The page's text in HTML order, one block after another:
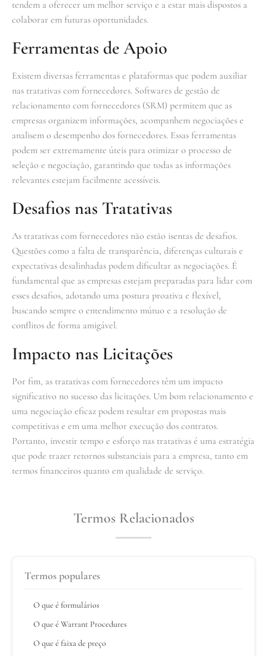
tendem a oferecer um melhor serviço e a estar mais dispostos a
colaborar em futuras oportunidades.
Ferramentas de Apoio
Existem diversas ferramentas e plataformas que podem auxiliar
nas tratativas com fornecedores. Softwares de gestão de
relacionamento com fornecedores (SRM) permitem que as
empresas organizem informações, acompanhem negociações e
analisem o desempenho dos fornecedores. Essas ferramentas
podem ser extremamente úteis para otimizar o processo de
seleção e negociação, garantindo que todas as informações
relevantes estejam facilmente acessíveis.
Desafios nas Tratativas
As tratativas com fornecedores não estão isentas de desafios.
Questões como a falta de transparência, diferenças culturais e
expectativas desalinhadas podem dificultar as negociações. É
fundamental que as empresas estejam preparadas para lidar com
esses desafios, adotando uma postura proativa e flexível,
buscando sempre o entendimento mútuo e a resolução de
conflitos de forma amigável.
Impacto nas Licitações
Por fim, as tratativas com fornecedores têm um impacto
significativo no sucesso das licitações. Um bom relacionamento e
uma negociação eficaz podem resultar em propostas mais
competitivas e em uma melhor execução dos contratos.
Portanto, investir tempo e esforço nas tratativas é uma estratégia
que pode trazer retornos substanciais para a empresa, tanto em
termos financeiros quanto em qualidade de serviço.
Termos Relacionados
Termos populares
O que é formulários
O que é Warrant Procedures
O que é faixa de preço